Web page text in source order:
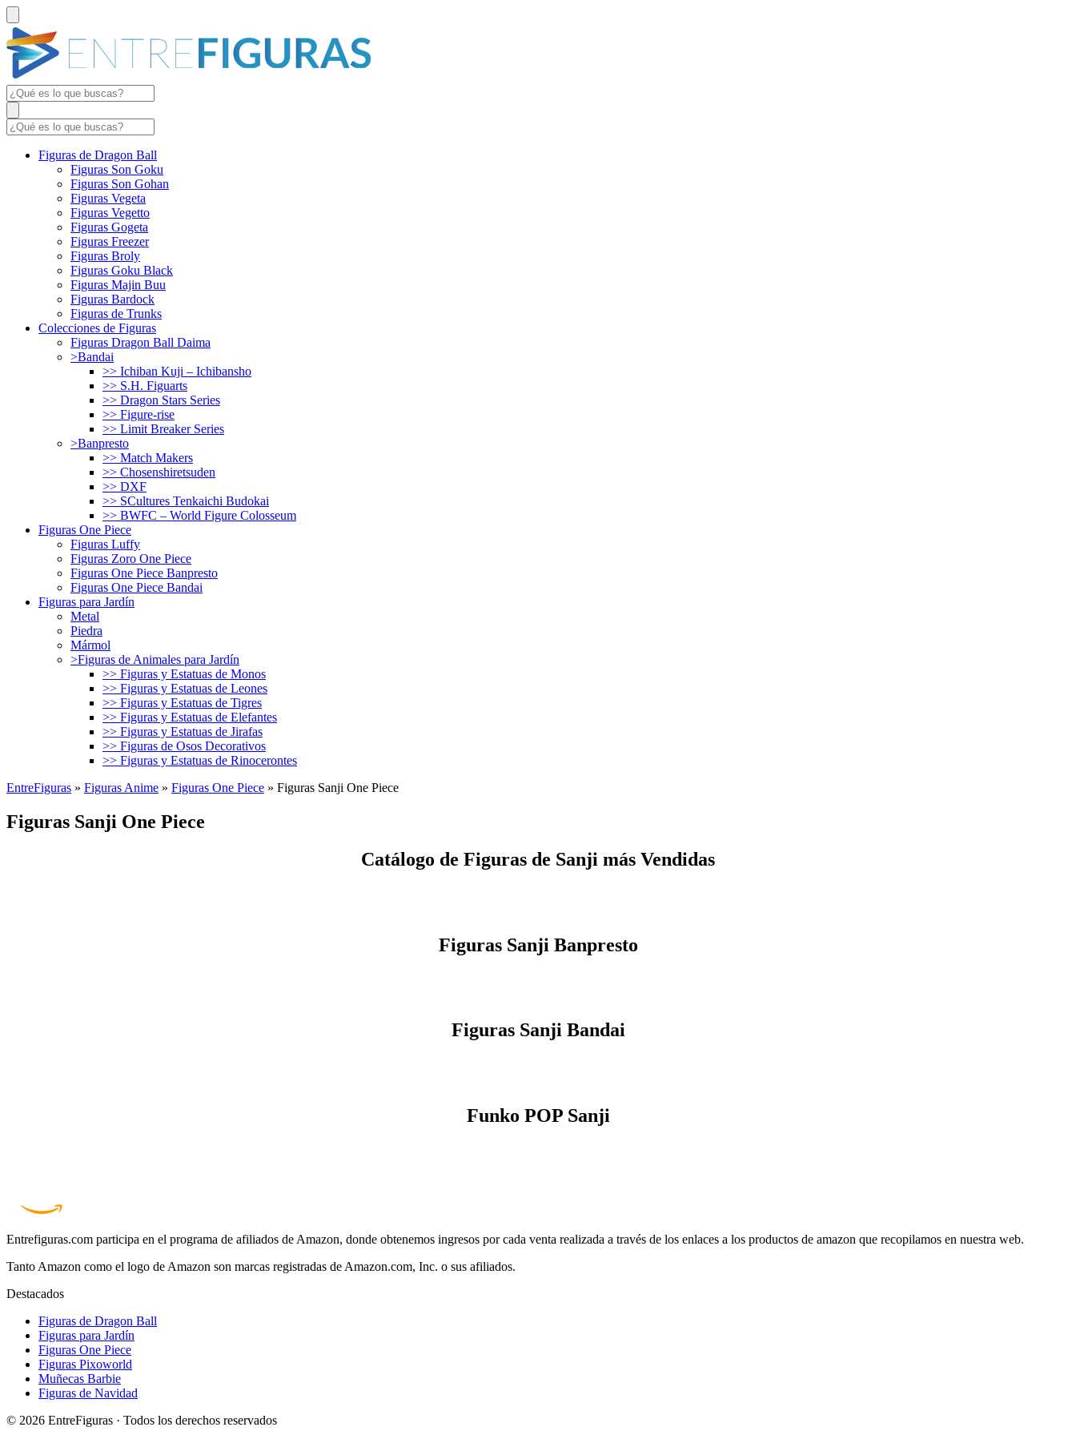
Figuras de Dragon Ball
Figuras Son Goku
Figuras Son Gohan
Figuras Vegeta
Figuras Vegetto
Figuras Gogeta
Figuras Freezer
Figuras Broly
Figuras Goku Black
Figuras Majin Buu
Figuras Bardock
Figuras de Trunks
Colecciones de Figuras
Figuras Dragon Ball Daima
>Bandai
>> Ichiban Kuji – Ichibansho
>> S.H. Figuarts
>> Dragon Stars Series
>> Figure-rise
>> Limit Breaker Series
>Banpresto
>> Match Makers
>> Chosenshiretsuden
>> DXF
>> SCultures Tenkaichi Budokai
>> BWFC – World Figure Colosseum
Figuras One Piece
Figuras Luffy
Figuras Zoro One Piece
Figuras One Piece Banpresto
Figuras One Piece Bandai
Figuras para Jardín
Metal
Piedra
Mármol
>Figuras de Animales para Jardín
>> Figuras y Estatuas de Monos
>> Figuras y Estatuas de Leones
>> Figuras y Estatuas de Tigres
>> Figuras y Estatuas de Elefantes
>> Figuras y Estatuas de Jirafas
>> Figuras de Osos Decorativos
>> Figuras y Estatuas de Rinocerontes
EntreFiguras » Figuras Anime » Figuras One Piece » Figuras Sanji One Piece
Figuras Sanji One Piece
Catálogo de Figuras de Sanji más Vendidas
Figuras Sanji Banpresto
Figuras Sanji Bandai
Funko POP Sanji
Entrefiguras.com participa en el programa de afiliados de Amazon, donde obtenemos ingresos por cada venta realizada a través de los enlaces a los productos de amazon que recopilamos en nuestra web.
Tanto Amazon como el logo de Amazon son marcas registradas de Amazon.com, Inc. o sus afiliados.
Destacados
Figuras de Dragon Ball
Figuras para Jardín
Figuras One Piece
Figuras Pixoworld
Muñecas Barbie
Figuras de Navidad
© 2026 EntreFiguras · Todos los derechos reservados